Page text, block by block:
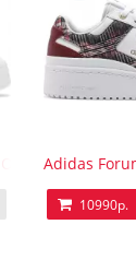
Adidas
10990р.